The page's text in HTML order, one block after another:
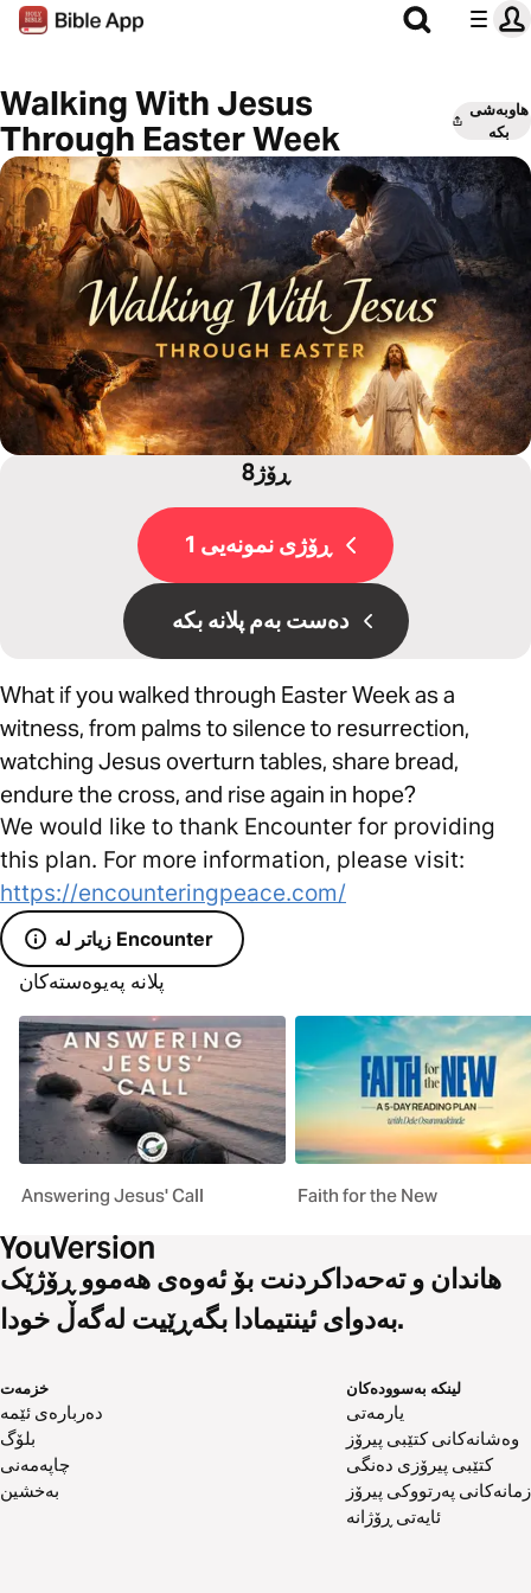
Walking With Jesus
Through Easter Week
هاوبەشی
بکە
8ڕۆژ
ڕۆژی نمونەیی 1
دەست بەم پلانە بکە
What if you walked through Easter Week as a
witness, from palms to silence to resurrection,
watching Jesus overturn tables, share bread,
endure the cross, and rise again in hope?
We would like to thank Encounter for providing
this plan. For more information, please visit:
https://encounteringpeace.com/
زیاتر لە Encounter
پلانە پەیوەستەکان
Answering Jesus' Call Faith for the New
هاندان و تەحەداکردنت بۆ ئەوەی هەموو ڕۆژێک
بەدوای ئینتیمادا بگەڕێیت لەگەڵ خودا.
خزمەت
دەربارەی ئێمە
بلۆگ
چاپەمەنی
بەخشین
لینکە بەسوودەکان
یارمەتی
وەشانەکانی کتێبی پیرۆز
کتێبی پیرۆزی دەنگی
زمانەکانی پەرتووکی پیرۆز
ئایەتی ڕۆژانە